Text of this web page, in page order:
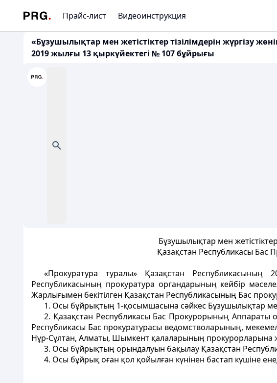
Прайс-лист Видеоинструкция
«Бұзушылықтар мен жетістіктер тізілімдерін жүргізу
2019 жылғы 13 қыркүйектегі № 107 бұйрығы
Бұзушылықтар мен жетістіктер
Қазақстан Республикасы Бас
«Прокуратура туралы» Қазақстан Республикасының
Республикасының прокуратура органдарының кейбір
Жарлығымен бекітілген Қазақстан Республикасының Бас
1. Осы бұйрықтың 1-қосымшасына сәйкес Бұзушылықтар мен
2. Қазақстан Республикасы Бас Прокурорының
Республикасы Бас прокуратурасы ведомстволарының,
Нұр-Сұлтан, Алматы, Шымкент қалаларының прокурорларына
3. Осы бұйрықтың орындалуын бақылау Қазақстан
4. Осы бұйрық оған қол қойылған күнінен бастап күшіне